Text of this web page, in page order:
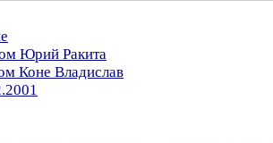
Юрий Ракита
Коне Владислав